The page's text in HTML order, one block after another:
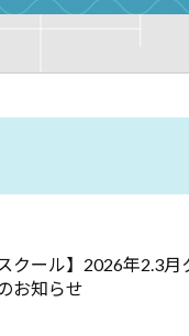
クール】2026年2.3
お知らせ